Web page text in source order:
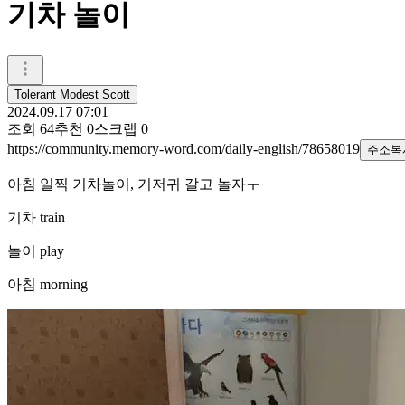
기차 놀이
Tolerant Modest Scott
2024.09.17 07:01
조회 64추천 0스크랩 0
https://community.memory-word.com/daily-english/78658019 주소복
아침 일찍 기차놀이, 기저귀 갈고 놀자ㅜ
기차 train
놀이 play
아침 morning